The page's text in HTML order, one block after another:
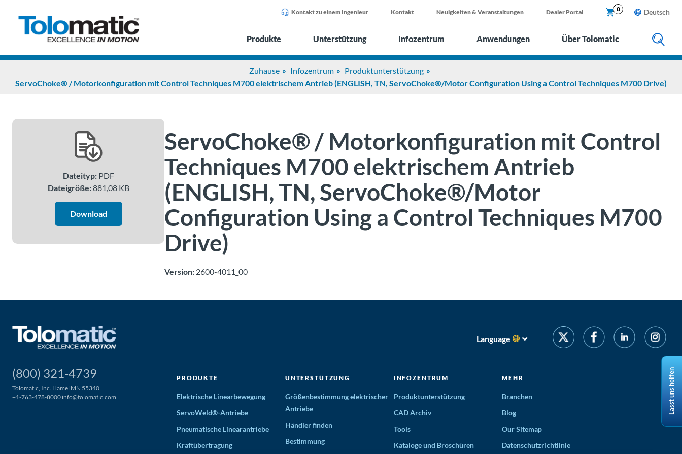
X
Kontakt zu einem Ingenieur Kontakt Neuigkeiten & Veranstaltungen Dealer Portal 0 Deutsch
Produkte Unterstützung Infozentrum Anwendungen Über Tolomatic
Zuhause Infozentrum
Produktunterstützung
ServoChoke® / Motorkonfiguration mit Control Techniques M700 elektrischem Antrieb (ENGLISH, TN, ServoChoke®/Motor Configuration Using a Control Techniques M700 Drive)
Dateityp:PDF
Dateigröße:881,08 KB
Download
ServoChoke® / Motorkonfiguration mit Control
Techniques M700 elektrischem Antrieb
(ENGLISH, TN, ServoChoke®/Motor
Configuration Using a Control Techniques M700
Drive)
Version: 2600-4011_00
Language
(800) 321-4739
Tolomatic, Inc. Hamel MN 55340
+1-763-478-8000 info@tolomatic.com
PRODUKTE
Elektrische Linearbewegung
ServoWeld®-Antriebe
Pneumatische Linearantriebe
Kraftübertragung
UNTERSTÜTZUNG
Größenbestimmung elektrischer
Antriebe
Händler finden
Bestimmung
INFOZENTRUM
Produktunterstützung
CAD Archiv
Tools
Kataloge und Broschüren
MEHR
Branchen
Blog
Our Sitemap
Datenschutzrichtlinie
Lasst uns helfen